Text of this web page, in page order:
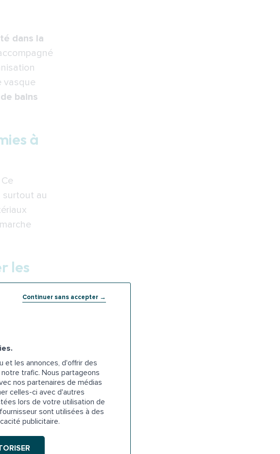
Continuer sans accepter →
et les annonces, d'offrir des
trafic. Nous partageons
nos partenaires de médias
celles-ci avec d'autres
lors de votre utilisation de
sont utilisées à des
publicitaire.
une
dans la
vasque
bains
à
surtout au
les
la
de
tard.
et les
travaux